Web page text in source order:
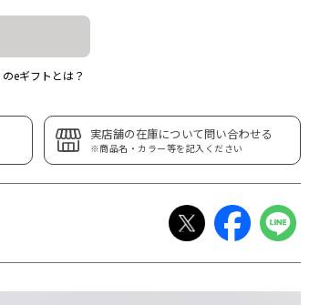
のeギフトとは？
実店舗の在庫について問い合わせる
※商品名・カラー等を記入ください